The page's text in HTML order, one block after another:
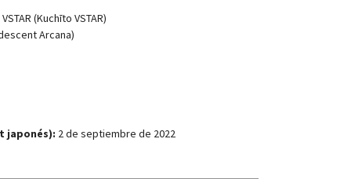
(Kuchīto VSTAR)
Arcana)
japonés): 2 de septiembre de 2022